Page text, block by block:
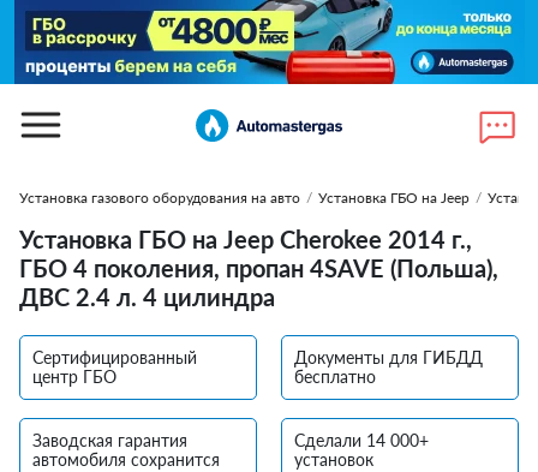
Установка газового оборудования на авто / Установка ГБО на Jeep /
Установка ГБО на Jeep Cherokee 2014 г.,
ГБО 4 поколения, пропан 4SAVE (Польша),
ДВС 2.4 л. 4 цилиндра
Сертифицированный
центр ГБО
Документы для ГИБДД
бесплатно
Заводская гарантия
автомобиля сохранится
Сделали 14 000+
установок